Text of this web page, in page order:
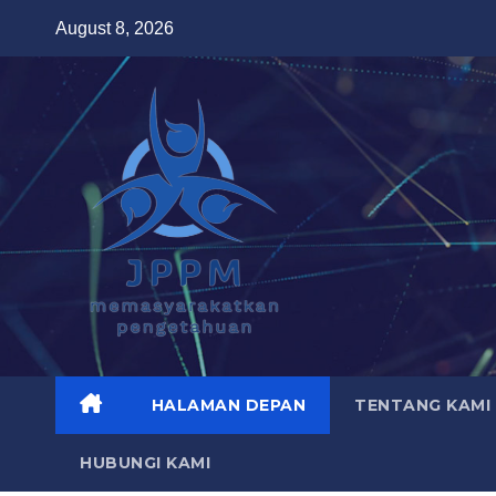
August 8, 2026
HALAMAN DEPAN TENTANG KAMI
HUBUNGI KAMI